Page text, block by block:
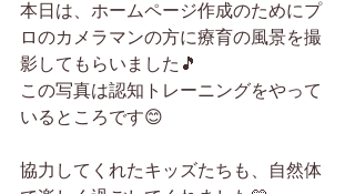
本日は、ホームページ作成のためにプ
ロのカメラマンの方に療育の風景を撮
影してもらいました🎵
この写真は認知トレーニングをやって
いるところです😊
協力してくれたキッズたちも、自然体